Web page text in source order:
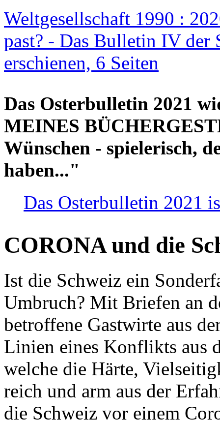
Weltgesellschaft 1990 :
past? - Das Bulletin IV der
erschienen, 6 Seiten
Das Osterbulletin 2021
MEINES
Wünschen - spielerisch,
haben..."
Das Osterbulletin 2021
CORONA und die
Ist die Schweiz ein
Umbruch? Mit Briefen an
betroffene Gastwirte aus
Linien eines Konflikts aus
welche die Härte,
reich und arm aus der
die Schweiz vor einem